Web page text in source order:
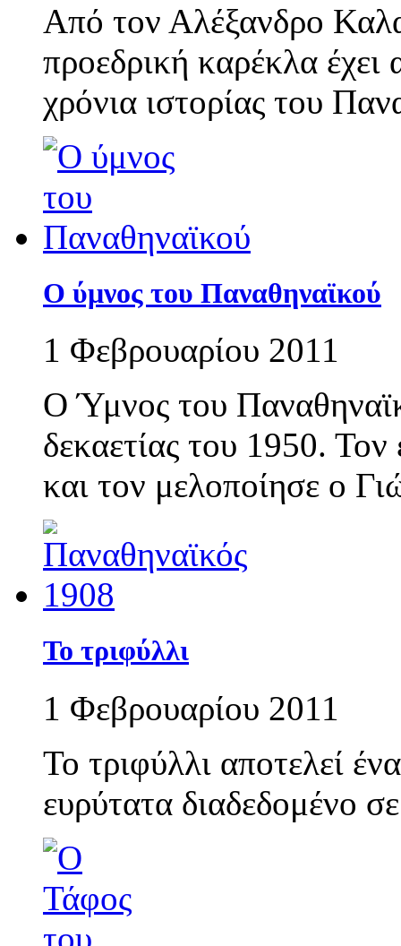
Από τον Αλέξανδρο
προεδρική καρέκλα
χρόνια ιστορίας του
Ο ύμνος του Παναθηναϊκού
1 Φεβρουαρίου 2011
Ο Ύμνος του
δεκαετίας του 1950.
και τον μελοποίησε ο
Το τριφύλλι
1 Φεβρουαρίου 2011
Το τριφύλλι αποτελεί
ευρύτατα διαδεδομένο